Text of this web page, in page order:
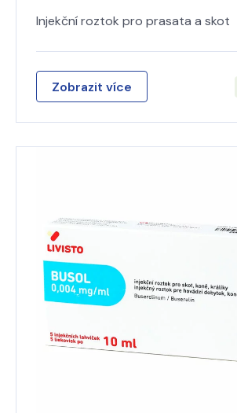
Injekční roztok pro prasata a skot
Zobrazit více